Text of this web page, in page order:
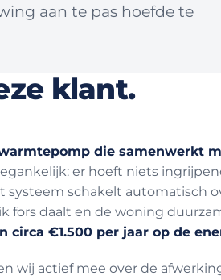
aan te pas hoefde te
klant.
die samenwerkt
er hoeft niets
systeem schakelt automatisch
fors daalt en de woning
circa €1.500 per jaar op de
wij actief mee over de